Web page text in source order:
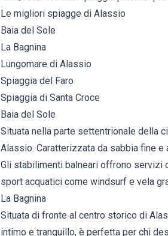
Le migliori spiagge di Alassio
Baia del Sole
La Bagnina
Lungomare di Alassio
Spiaggia del Faro
Spiaggia di Santa Croce
Baia del Sole
Situata nella parte settentrionale della
Alassio. Caratterizzata da sabbia fine
Gli stabilimenti balneari offrono servizi
sport acquatici come windsurf e vela
La Bagnina
Situata di fronte al centro storico di
intimo e tranquillo, è perfetta per chi